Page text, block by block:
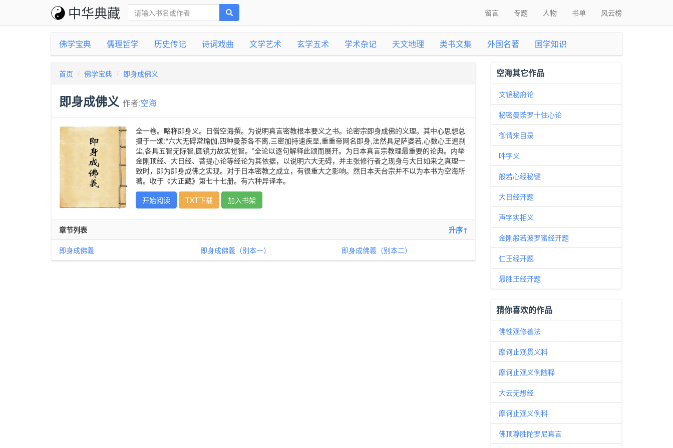
中华典藏 留言 专题 人物 书单 风云榜
佛学宝典 儒理哲学 历史传记 诗词戏曲 文学艺术 玄学五术 学术杂记 天文地理 类书文集 外国名著 国学知识
首页 佛学宝典 即身成佛义
即身成佛义 作者:空海
全一卷。略称即身义。日僧空海撰。为说明真言密教根本要义之书。论密宗即身成佛的义理。其中心思想总
摄于一颂:“六大无碍常瑜伽,四种曼荼各不离,三密加持速疾显,重重帝网名即身,法然具足萨婆若,心数心王遍刹
尘,各具五智无际智,圆镜力故实觉智。”全论以逐句解释此颂而展开。为日本真言宗教理最重要的论典。内举
金刚顶经、大日经、菩提心论等经论为其依据，以说明六大无碍，并主张修行者之现身与大日如来之真理一
致时，即为即身成佛之实现。对于日本密教之成立，有很重大之影响。然日本天台宗并不以为本书为空海所
著。收于《大正藏》第七十七册。有六种异译本。
开始阅读
TXT下载 加入书架
章节列表 升序↑
即身成佛義 即身成佛義（别本一） 即身成佛義（别本二）
空海其它作品
文镜秘府论
秘密曼荼罗十住心论
御请来目录
吽字义
般若心经秘键
大日经开题
声字实相义
金刚般若波罗蜜经开题
仁王经开题
最胜王经开题
猜你喜欢的作品
佛性观修善法
摩诃止观贯义科
摩诃止观义例随释
大云无想经
摩诃止观义例科
佛顶尊胜陀罗尼真言